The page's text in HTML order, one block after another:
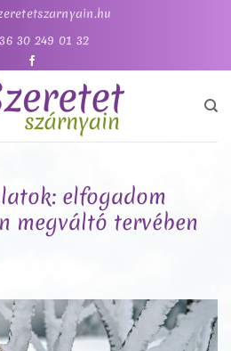
30 249 01 32
elfogadom
megváltó tervében